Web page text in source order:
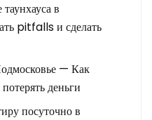
в
pitfalls и сделать
— Как
деньги
посуточно в